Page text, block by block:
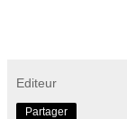
Editeur
Partager